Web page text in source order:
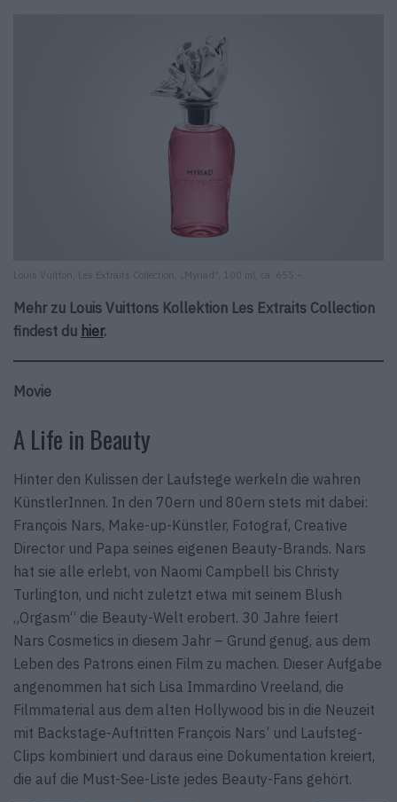
Louis Vuitton, Les Extraits Collection, „Myriad“, 100 ml, ca. 655.–
Mehr zu Louis Vuittons Kollektion Les Extraits Collection
findest du hier.
Movie
A Life in Beauty
Hinter den Kulissen der Laufstege werkeln die wahren
KünstlerInnen. In den 70ern und 80ern stets mit dabei:
François Nars, Make-up-Künstler, Fotograf, Creative
Director und Papa seines eigenen Beauty-Brands. Nars
hat sie alle erlebt, von Naomi Campbell bis Christy
Turlington, und nicht zuletzt etwa mit seinem Blush
„Orgasm“ die Beauty-Welt erobert. 30 Jahre feiert
Nars Cosmetics in diesem Jahr – Grund genug, aus dem
Leben des Patrons einen Film zu machen. Dieser Aufgabe
angenommen hat sich Lisa Immardino Vreeland, die
Filmmaterial aus dem alten Hollywood bis in die Neuzeit
mit Backstage-Auftritten François Nars’ und Laufsteg-
Clips kombiniert und daraus eine Dokumen­tation kreiert,
die auf die Must-See-Liste jedes Beauty-Fans gehört.